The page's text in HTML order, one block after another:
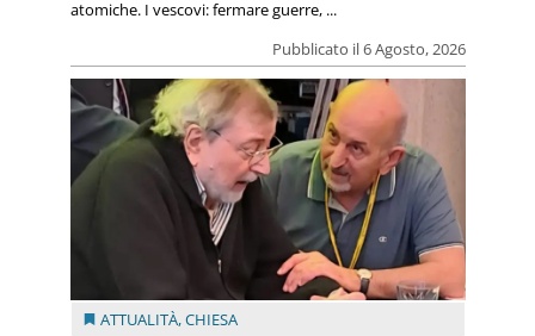
Pubblicato il 6 Agosto, 2026
atomiche. I vescovi: fermare guerre, ...
ATTUALITÀ,CHIESA